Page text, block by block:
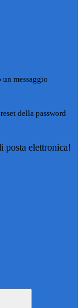
messaggio
della password
posta elettronica!